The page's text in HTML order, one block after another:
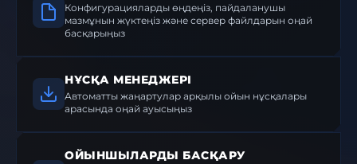
Конфигурацияларды өңдеңіз, пайдаланушы
мазмұнын жүктеңіз және сервер файлдарын оңай
басқарыңыз
НҰСҚА МЕНЕДЖЕРІ
Автоматты жаңартулар арқылы ойын нұсқалары
арасында оңай ауысыңыз
ОЙЫНШЫЛАРДЫ БАСҚАРУ